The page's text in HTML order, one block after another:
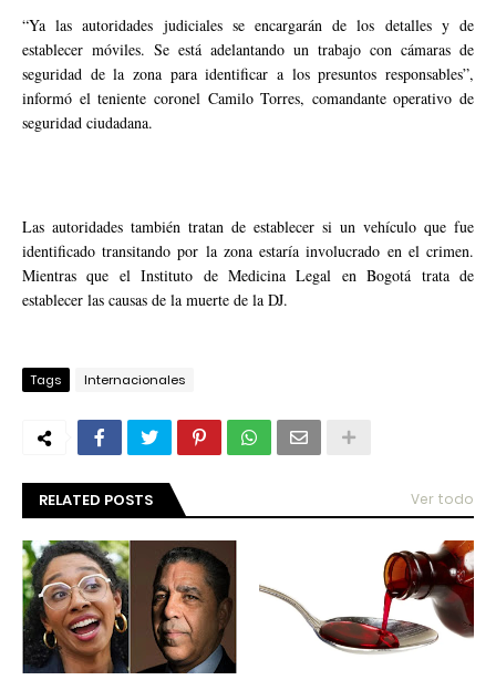
“Ya las autoridades judiciales se encargarán de los detalles y de
establecer móviles. Se está adelantando un trabajo con cámaras de
seguridad de la zona para identificar a los presuntos responsables”,
informó el teniente coronel Camilo Torres, comandante operativo de
seguridad ciudadana.
Las autoridades también tratan de establecer si un vehículo que fue
identificado transitando por la zona estaría involucrado en el crimen.
Mientras que el Instituto de Medicina Legal en Bogotá trata de
establecer las causas de la muerte de la DJ.
Tags Internacionales
RELATED POSTS Ver todo